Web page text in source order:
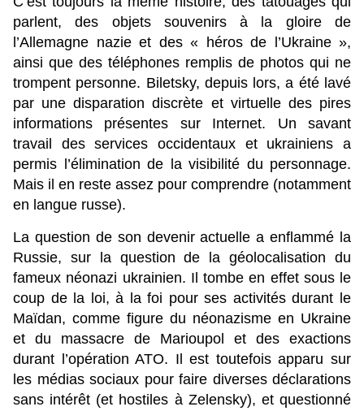
parlent, des objets souvenirs à la gloire de
l’Allemagne nazie et des « héros de l’Ukraine »,
ainsi que des téléphones remplis de photos qui ne
trompent personne. Biletsky, depuis lors, a été lavé
par une disparation discrète et virtuelle des pires
informations présentes sur Internet. Un savant
travail des services occidentaux et ukrainiens a
permis l’élimination de la visibilité du personnage.
Mais il en reste assez pour comprendre (notamment
en langue russe).
La question de son devenir actuelle a enflammé la
Russie, sur la question de la géolocalisation du
fameux néonazi ukrainien. Il tombe en effet sous le
coup de la loi, à la foi pour ses activités durant le
Maïdan, comme figure du néonazisme en Ukraine
et du massacre de Marioupol et des exactions
durant l’opération ATO. Il est toutefois apparu sur
les médias sociaux pour faire diverses déclarations
sans intérêt (et hostiles à Zelensky), et questionné